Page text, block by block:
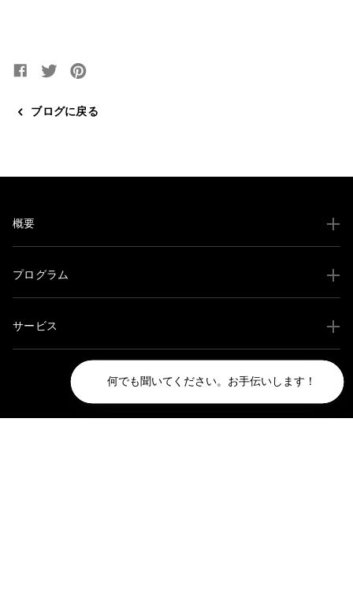
Facebookでシェア
新しいウィンドウで開きます。
Twitterでツイート
新しいウィンドウで開きます。
Pinterestでピンする
新しいウィンドウで開きます。
ブログに戻る
概要
プログラム
サービス
何でも聞いてください。お手伝いします！